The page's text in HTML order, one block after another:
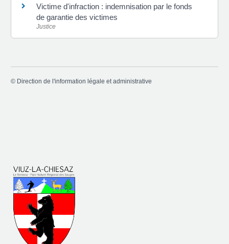
Victime d'infraction : indemnisation par le fonds
de garantie des victimes
Justice
© Direction de l'information légale et administrative